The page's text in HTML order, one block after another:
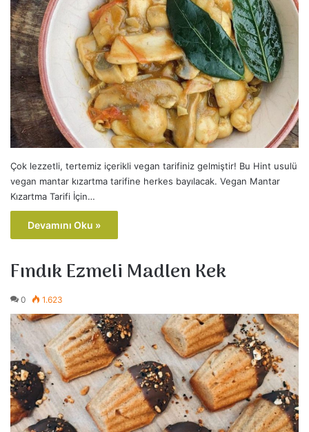
Çok lezzetli, tertemiz içerikli vegan tarifiniz gelmiştir! Bu Hint usulü
vegan mantar kızartma tarifine herkes bayılacak. Vegan Mantar
Kızartma Tarifi İçin…
Devamını Oku »
Fındık Ezmeli Madlen Kek
0 1.623